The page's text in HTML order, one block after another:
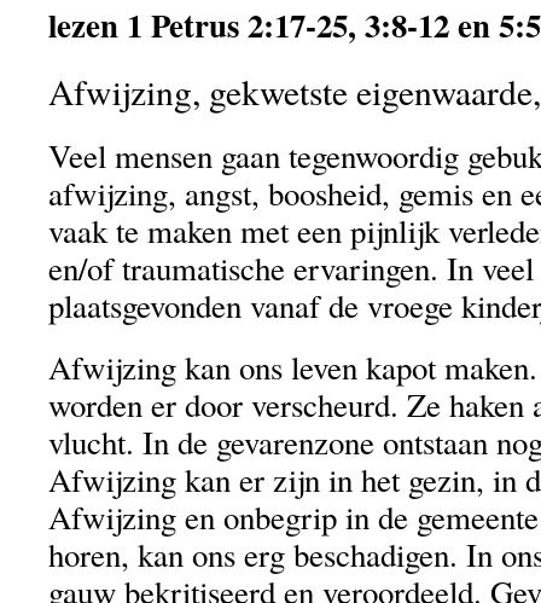
lezen 1 Petrus 2:17-25, 3:8-12 en
Afwijzing, gekwetste
Veel mensen gaan tegenwoordig
afwijzing, angst, boosheid, gemis en
vaak te maken met een pijnlijk
en/of traumatische ervaringen. In
plaatsgevonden vanaf de vroege
Afwijzing kan ons leven kapot
worden er door verscheurd. Ze haken
vlucht. In de gevarenzone ontstaan
Afwijzing kan er zijn in het gezin, in
Afwijzing en onbegrip in de
horen, kan ons erg beschadigen. In
gauw bekritiseerd en veroordeeld.